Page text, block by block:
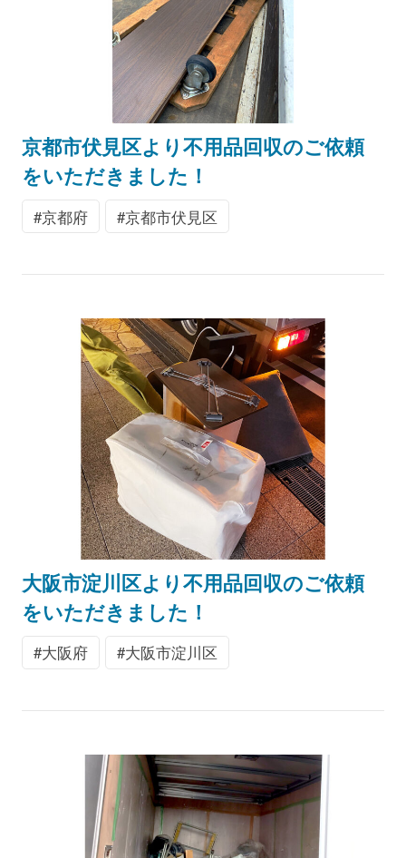
京都市伏見区より不用品回収のご依頼
をいただきました！
京都府 京都市伏見区
大阪市淀川区より不用品回収のご依頼
をいただきました！
大阪府 大阪市淀川区